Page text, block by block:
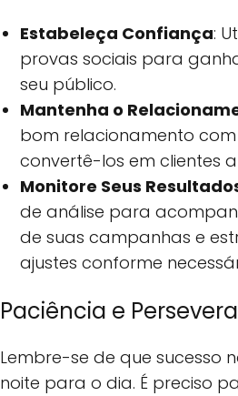
Estabeleça Confiança:
provas sociais para
seu público.
Mantenha o
bom relacionamento
convertê-los em clientes
Monitore Seus
de análise para
de suas campanhas e
ajustes conforme
Paciência e
Lembre-se de que sucesso
noite para o dia. É preciso